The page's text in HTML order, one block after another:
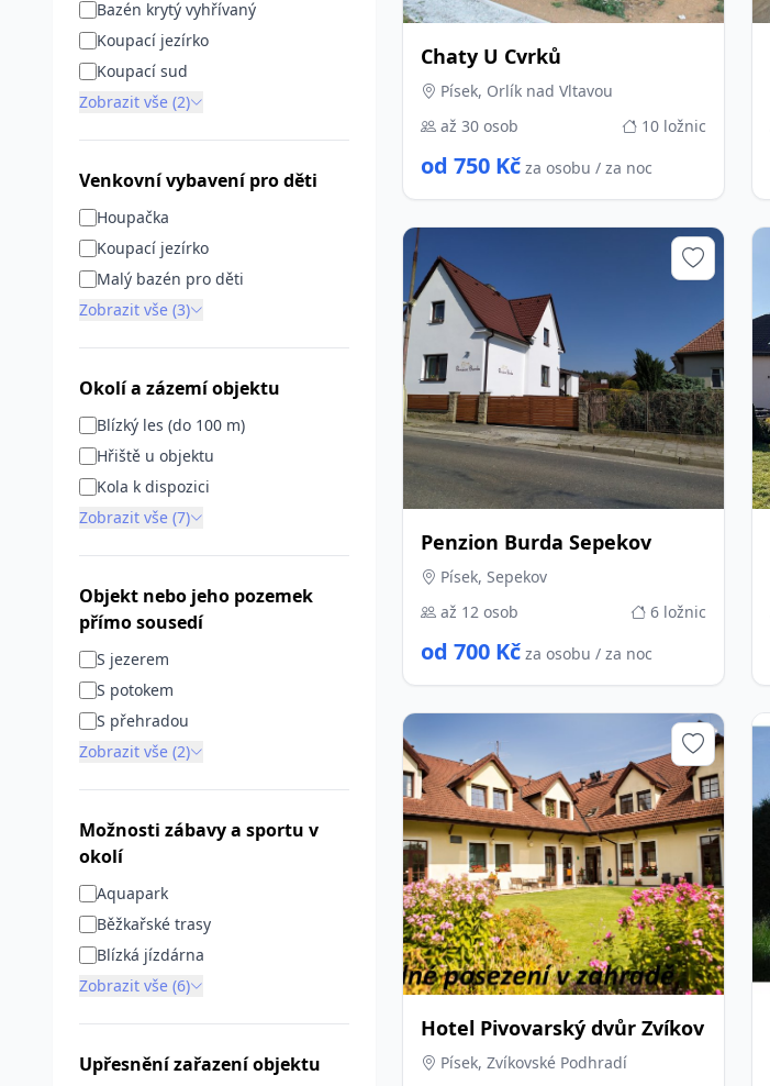
Bazén krytý vyhřívaný
Koupací jezírko
Koupací sud
Zobrazit vše (2)
Venkovní vybavení pro děti
Houpačka
Koupací jezírko
Malý bazén pro děti
Zobrazit vše (3)
Okolí a zázemí objektu
Blízký les (do 100 m)
Hřiště u objektu
Kola k dispozici
Zobrazit vše (7)
Objekt nebo jeho pozemek
přímo sousedí
S jezerem
S potokem
S přehradou
Zobrazit vše (2)
Možnosti zábavy a sportu v
okolí
Aquapark
Běžkařské trasy
Blízká jízdárna
Zobrazit vše (6)
Upřesnění zařazení objektu
Chaty U Cvrků
Písek, Orlík nad Vltavou
až 30 osob
10 ložnic
od 750 Kč za osobu / za noc
Penzion Burda Sepekov
Písek, Sepekov
až 12 osob
6 ložnic
od 700 Kč za osobu / za noc
Hotel Pivovarský dvůr Zvíkov
Písek, Zvíkovské Podhradí